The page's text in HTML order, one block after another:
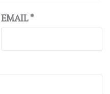
EMAIL*